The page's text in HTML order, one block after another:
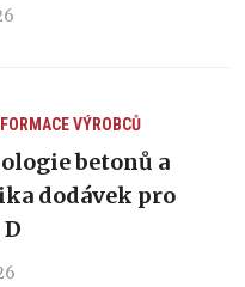
VÝROBCŮ
betonů a
dodávek pro